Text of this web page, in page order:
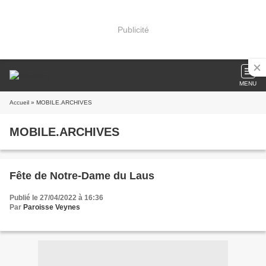
Publicité
MENU
Accueil » MOBILE.ARCHIVES
MOBILE.ARCHIVES
Fête de Notre-Dame du Laus
Publié le 27/04/2022 à 16:36
Par Paroisse Veynes